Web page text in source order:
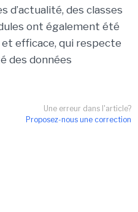
d’actualité, des classes
ont également été
efficace, qui respecte
des données
Une erreur dans l'article?
Proposez-nous une correction